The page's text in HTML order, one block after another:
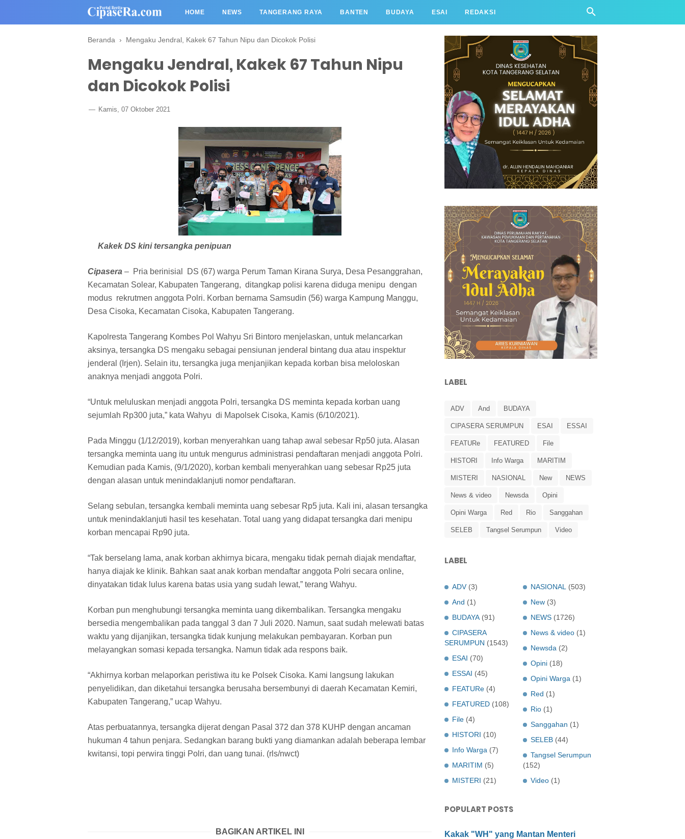
HOME NEWS TANGERANG RAYA BANTEN BUDAYA ESAI REDAKSI
Beranda › Mengaku Jendral, Kakek 67 Tahun Nipu dan Dicokok Polisi
Mengaku Jendral, Kakek 67 Tahun Nipu
dan Dicokok Polisi
Kamis, 07 Oktober 2021
Kakek DS kini tersangka penipuan
Cipasera – Pria berinisial DS (67) warga Perum Taman Kirana Surya, Desa Pesanggrahan,
Kecamatan Solear, Kabupaten Tangerang, ditangkap polisi karena diduga menipu dengan
modus rekrutmen anggota Polri. Korban bernama Samsudin (56) warga Kampung Manggu,
Desa Cisoka, Kecamatan Cisoka, Kabupaten Tangerang.
Kapolresta Tangerang Kombes Pol Wahyu Sri Bintoro menjelaskan, untuk melancarkan
aksinya, tersangka DS mengaku sebagai pensiunan jenderal bintang dua atau inspektur
jenderal (Irjen). Selain itu, tersangka juga menjanjikan kepada korban bisa meloloskan
anaknya menjadi anggota Polri.
“Untuk meluluskan menjadi anggota Polri, tersangka DS meminta kepada korban uang
sejumlah Rp300 juta,” kata Wahyu di Mapolsek Cisoka, Kamis (6/10/2021).
Pada Minggu (1/12/2019), korban menyerahkan uang tahap awal sebesar Rp50 juta. Alasan
tersangka meminta uang itu untuk mengurus administrasi pendaftaran menjadi anggota Polri.
Kemudian pada Kamis, (9/1/2020), korban kembali menyerahkan uang sebesar Rp25 juta
dengan alasan untuk menindaklanjuti nomor pendaftaran.
Selang sebulan, tersangka kembali meminta uang sebesar Rp5 juta. Kali ini, alasan tersangka
untuk menindaklanjuti hasil tes kesehatan. Total uang yang didapat tersangka dari menipu
korban mencapai Rp90 juta.
“Tak berselang lama, anak korban akhirnya bicara, mengaku tidak pernah diajak mendaftar,
hanya diajak ke klinik. Bahkan saat anak korban mendaftar anggota Polri secara online,
dinyatakan tidak lulus karena batas usia yang sudah lewat,” terang Wahyu.
Korban pun menghubungi tersangka meminta uang dikembalikan. Tersangka mengaku
bersedia mengembalikan pada tanggal 3 dan 7 Juli 2020. Namun, saat sudah melewati batas
waktu yang dijanjikan, tersangka tidak kunjung melakukan pembayaran. Korban pun
melayangkan somasi kepada tersangka. Namun tidak ada respons baik.
“Akhirnya korban melaporkan peristiwa itu ke Polsek Cisoka. Kami langsung lakukan
penyelidikan, dan diketahui tersangka berusaha bersembunyi di daerah Kecamatan Kemiri,
Kabupaten Tangerang,” ucap Wahyu.
Atas perbuatannya, tersangka dijerat dengan Pasal 372 dan 378 KUHP dengan ancaman
hukuman 4 tahun penjara. Sedangkan barang bukti yang diamankan adalah beberapa lembar
kwitansi, topi perwira tinggi Polri, dan uang tunai. (rls/nwct)
BAGIKAN ARTIKEL INI
LABEL
ADV And BUDAYA
CIPASERA SERUMPUN ESAI ESSAI
FEATURe FEATURED File
HISTORI Info Warga MARITIM
MISTERI NASIONAL New NEWS
News & video Newsda Opini
Opini Warga Red Rio Sanggahan
SELEB Tangsel Serumpun Video
LABEL
ADV (3)
And (1)
BUDAYA (91)
CIPASERA
SERUMPUN (1543)
ESAI (70)
ESSAI (45)
FEATURe (4)
FEATURED (108)
File (4)
HISTORI (10)
Info Warga (7)
MARITIM (5)
MISTERI (21)
NASIONAL
(503)
New (3)
NEWS (1726)
News & video (1)
Newsda (2)
Opini (18)
Opini Warga (1)
Red (1)
Rio (1)
Sanggahan (1)
SELEB (44)
Tangsel Serumpun
(152)
Video (1)
POPULART POSTS
Kakak "WH" yang Mantan Menteri